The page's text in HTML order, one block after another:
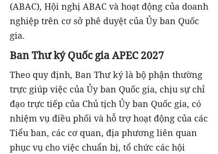
(ABAC), Hội nghị ABAC và hoạt động của doanh
nghiệp trên cơ sở phê duyệt của Ủy ban Quốc
gia.
Ban Thư ký Quốc gia APEC 2027
Theo quy định, Ban Thư ký là bộ phận thường
trực giúp việc của Ủy ban Quốc gia, chịu sự chỉ
đạo trực tiếp của Chủ tịch Ủy ban Quốc gia, có
nhiệm vụ điều phối và hỗ trợ hoạt động của các
Tiểu ban, các cơ quan, địa phương liên quan
phục vụ cho việc chuẩn bị, tổ chức các hội